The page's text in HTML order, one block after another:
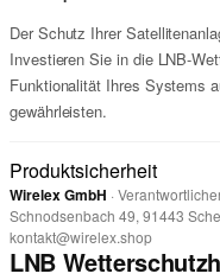
Der Schutz Ihrer
Investieren Sie in die LNB-
Funktionalität Ihres Systems
gewährleisten.
Produktsicherheit
Wirelex GmbH ·
Schnodsenbach 49, 91443
kontakt@wirelex.shop
LNB